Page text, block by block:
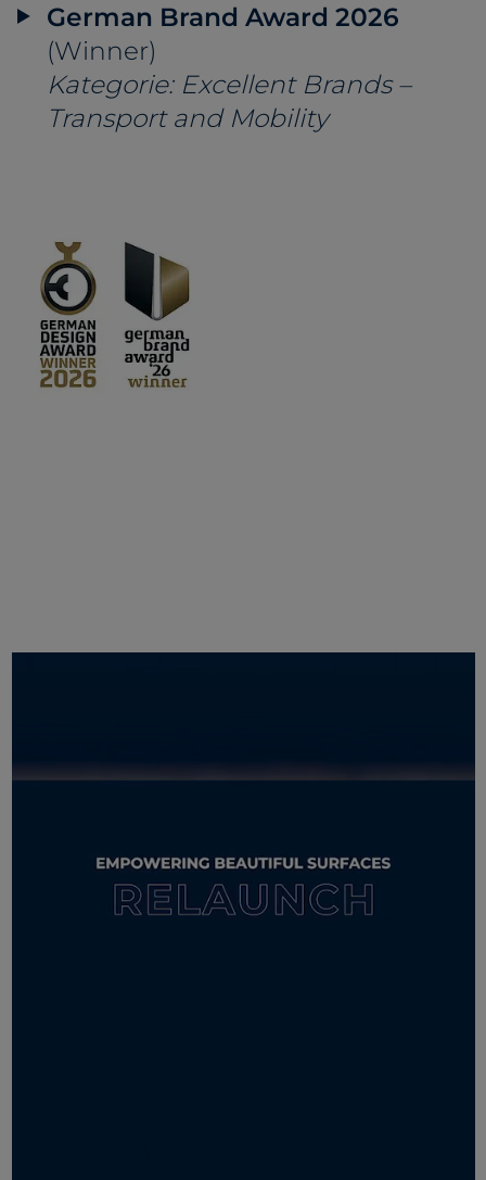
German Brand Award 2026
(Winner)
Kategorie: Excellent Brands –
Transport and Mobility